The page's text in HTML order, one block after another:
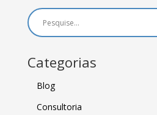
Categorias
Blog
Consultoria